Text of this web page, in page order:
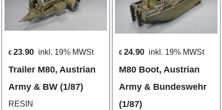
€ 23.90 inkl. 19% MWSt
Trailer M80, Austrian
Army & BW (1/87)
RESIN
€ 24.90 inkl. 19% MWSt
M80 Boot, Austrian
Army & Bundeswehr
(1/87)